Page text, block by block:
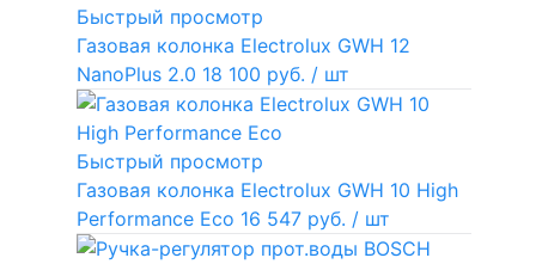
Быстрый просмотр
Газовая колонка Electrolux GWH 12
NanoPlus 2.0 18 100 руб. / шт
Быстрый просмотр
Газовая колонка Electrolux GWH 10 High
Performance Eco 16 547 руб. / шт